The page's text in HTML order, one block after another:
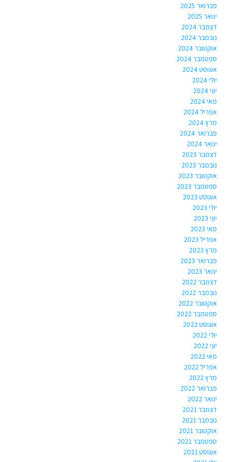
פברואר 2025
ינואר 2025
דצמבר 2024
נובמבר 2024
אוקטובר 2024
ספטמבר 2024
אוגוסט 2024
יולי 2024
יוני 2024
מאי 2024
אפריל 2024
מרץ 2024
פברואר 2024
ינואר 2024
דצמבר 2023
נובמבר 2023
אוקטובר 2023
ספטמבר 2023
אוגוסט 2023
יולי 2023
יוני 2023
מאי 2023
אפריל 2023
מרץ 2023
פברואר 2023
ינואר 2023
דצמבר 2022
נובמבר 2022
אוקטובר 2022
ספטמבר 2022
אוגוסט 2022
יולי 2022
יוני 2022
מאי 2022
אפריל 2022
מרץ 2022
פברואר 2022
ינואר 2022
דצמבר 2021
נובמבר 2021
אוקטובר 2021
ספטמבר 2021
אוגוסט 2021